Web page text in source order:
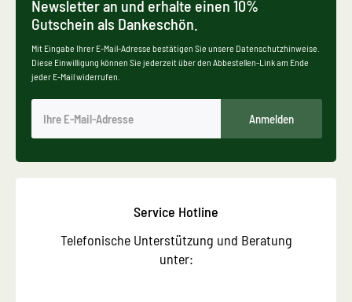
Newsletter an und erhalte einen 10%
Gutschein als Dankeschön.
Mit Eingabe Ihrer E-Mail-Adresse bestätigen Sie unsere Datenschutzhinweise.
Diese Einwilligung können Sie jederzeit über den Abbestellen-Link am Ende
jeder E-Mail widerrufen.
Anmelden
Service Hotline
Telefonische Unterstützung und Beratung
unter: